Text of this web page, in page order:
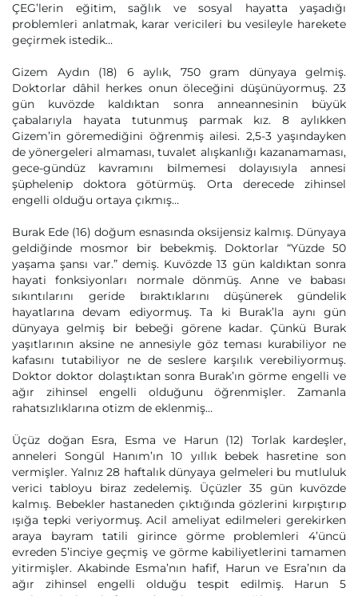
ÇEG’lerin eğitim, sağlık ve sosyal hayatta yaşadığı
problemleri anlatmak, karar vericileri bu vesileyle harekete
geçirmek istedik…
Gizem Aydın (18) 6 aylık, 750 gram dünyaya gelmiş.
Doktorlar dâhil herkes onun öleceğini düşünüyormuş. 23
gün kuvözde kaldıktan sonra anneannesinin büyük
çabalarıyla hayata tutunmuş parmak kız. 8 aylıkken
Gizem’in göremediğini öğrenmiş ailesi. 2,5-3 yaşındayken
de yönergeleri almaması, tuvalet alışkanlığı kazanamaması,
gece-gündüz kavramını bilmemesi dolayısıyla annesi
şüphelenip doktora götürmüş. Orta derecede zihinsel
engelli olduğu ortaya çıkmış…
Burak Ede (16) doğum esnasında oksijensiz kalmış. Dünyaya
geldiğinde mosmor bir bebekmiş. Doktorlar “Yüzde 50
yaşama şansı var.” demiş. Kuvözde 13 gün kaldıktan sonra
hayati fonksiyonları normale dönmüş. Anne ve babası
sıkıntılarını geride bıraktıklarını düşünerek gündelik
hayatlarına devam ediyormuş. Ta ki Burak’la aynı gün
dünyaya gelmiş bir bebeği görene kadar. Çünkü Burak
yaşıtlarının aksine ne annesiyle göz teması kurabiliyor ne
kafasını tutabiliyor ne de seslere karşılık verebiliyormuş.
Doktor doktor dolaştıktan sonra Burak’ın görme engelli ve
ağır zihinsel engelli olduğunu öğrenmişler. Zamanla
rahatsızlıklarına otizm de eklenmiş…
Üçüz doğan Esra, Esma ve Harun (12) Torlak kardeşler,
anneleri Songül Hanım’ın 10 yıllık bebek hasretine son
vermişler. Yalnız 28 haftalık dünyaya gelmeleri bu mutluluk
verici tabloyu biraz zedelemiş. Üçüzler 35 gün kuvözde
kalmış. Bebekler hastaneden çıktığında gözlerini kırpıştırıp
ışığa tepki veriyormuş. Acil ameliyat edilmeleri gerekirken
araya bayram tatili girince görme problemleri 4’üncü
evreden 5’inciye geçmiş ve görme kabiliyetlerini tamamen
yitirmişler. Akabinde Esma’nın hafif, Harun ve Esra’nın da
ağır zihinsel engelli olduğu tespit edilmiş. Harun 5